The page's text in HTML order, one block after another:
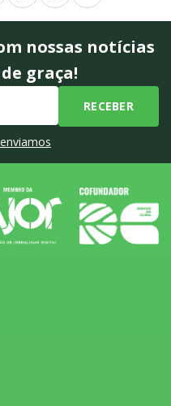
nossas notícias
graça!